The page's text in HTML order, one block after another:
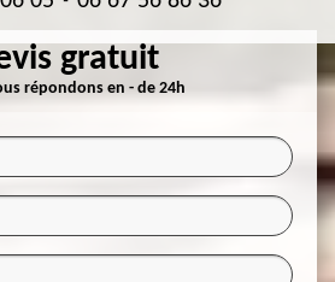
gratuit
répondons en - de 24h